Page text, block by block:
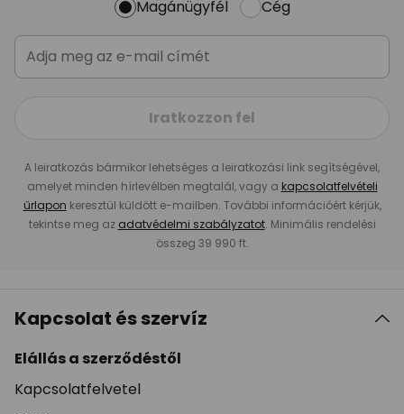
Magánügyfél Cég
Iratkozzon fel
A leiratkozás bármikor lehetséges a leiratkozási link segítségével,
amelyet minden hírlevélben megtalál, vagy a kapcsolatfelvételi
űrlapon keresztül küldött e-mailben. További információért kérjük,
tekintse meg az adatvédelmi szabályzatot. Minimális rendelési
összeg 39 990 ft.
Kapcsolat és szervíz
Elállás a szerződéstől
Kapcsolatfelvetel